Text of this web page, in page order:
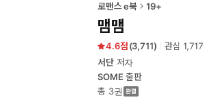
로맨스 e북
19+
맴맴
4.6 (3,711) 관심1,717
서단저자
SOME 출판
총 3권